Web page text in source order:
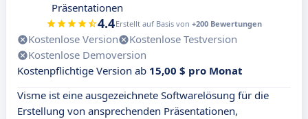
Präsentationen
4.4Erstellt auf Basis von +200 Bewertungen
Kostenlose Version
Kostenlose Testversion
Kostenlose Demoversion
Kostenpflichtige Version ab 15,00 $ pro Monat
Visme ist eine ausgezeichnete Softwarelösung für die
Erstellung von ansprechenden Präsentationen,